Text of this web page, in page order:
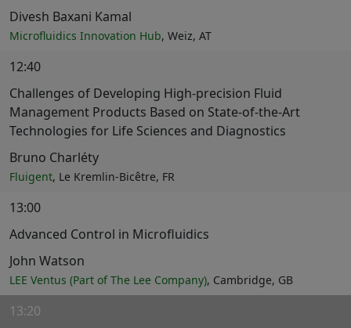
Divesh Baxani Kamal
Microfluidics Innovation Hub, Weiz, AT
12:40
Challenges of Developing High-precision Fluid
Management Products Based on State-of-the-Art
Technologies for Life Sciences and Diagnostics
Bruno Charléty
Fluigent, Le Kremlin-Bicêtre, FR
13:00
Advanced Control in Microfluidics
John Watson
LEE Ventus (Part of The Lee Company), Cambridge, GB
13:20